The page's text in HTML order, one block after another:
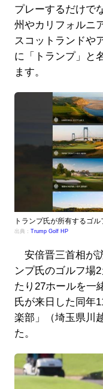
プレーするだけで
州やカリフォルニ
スコットランドや
に「トランプ」と
ます。
トランプ氏が所有するゴル
出典： Trump Golf HP
安倍晋三首相が
ンプ氏のゴルフ場
たり27ホールを一
氏が来日した同年
楽部」（埼玉県川
た。